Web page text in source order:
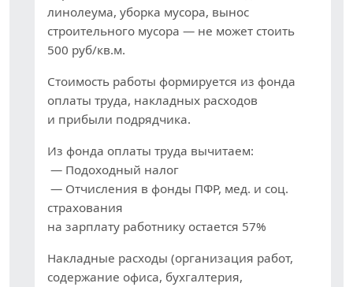
линолеума, уборка мусора, вынос
строительного мусора — не может стоить
500 руб/кв.м.
Стоимость работы формируется из фонда
оплаты труда, накладных расходов
и прибыли подрядчика.
Из фонда оплаты труда вычитаем:
— Подоходный налог
— Отчисления в фонды ПФР, мед. и соц.
страхования
на зарплату работнику остается 57%
Накладные расходы (организация работ,
содержание офиса, бухгалтерия,